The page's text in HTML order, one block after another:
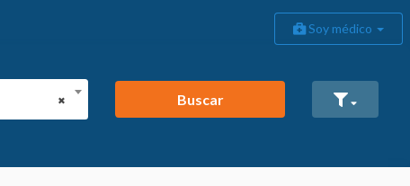
Soy médico
×
Buscar